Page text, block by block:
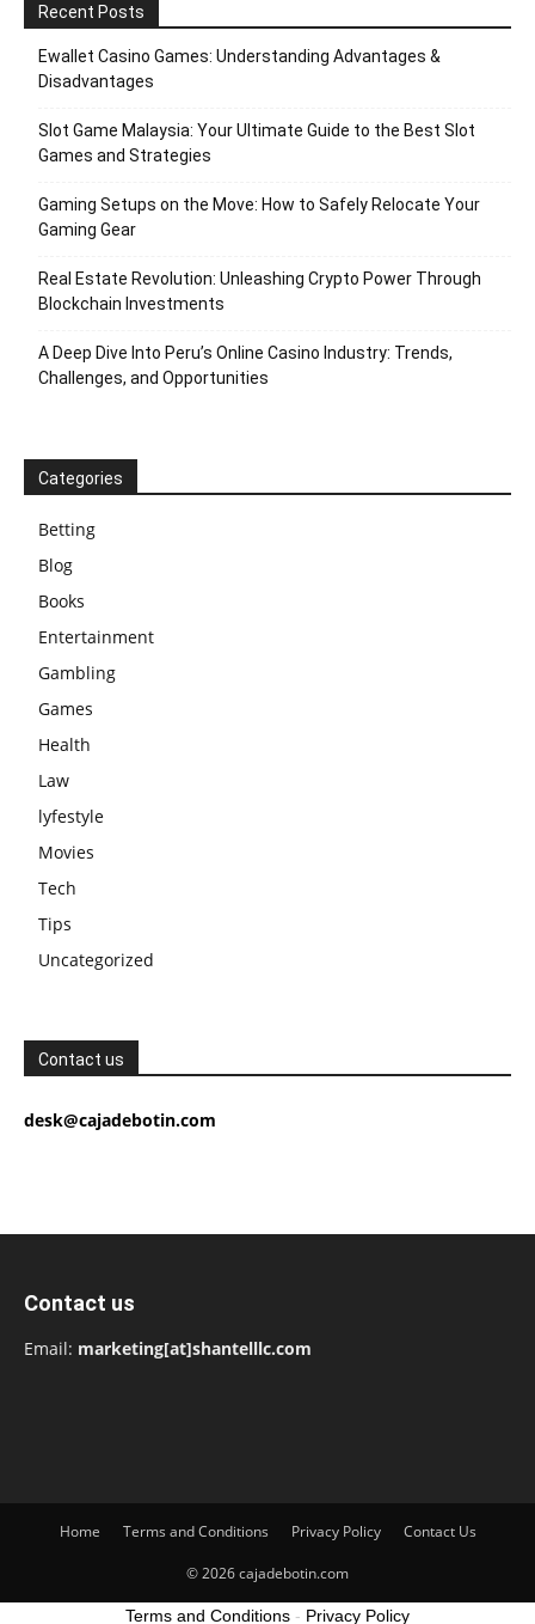
Recent Posts
Ewallet Casino Games: Understanding Advantages &
Disadvantages
Slot Game Malaysia: Your Ultimate Guide to the Best Slot
Games and Strategies
Gaming Setups on the Move: How to Safely Relocate Your
Gaming Gear
Real Estate Revolution: Unleashing Crypto Power Through
Blockchain Investments
A Deep Dive Into Peru’s Online Casino Industry: Trends,
Challenges, and Opportunities
Categories
Betting
Blog
Books
Entertainment
Gambling
Games
Health
Law
lyfestyle
Movies
Tech
Tips
Uncategorized
Contact us
desk@cajadebotin.com
Contact us
Email: marketing[at]shantelllc.com
Home Terms and Conditions Privacy Policy Contact Us
© 2026 cajadebotin.com
Terms and Conditions - Privacy Policy